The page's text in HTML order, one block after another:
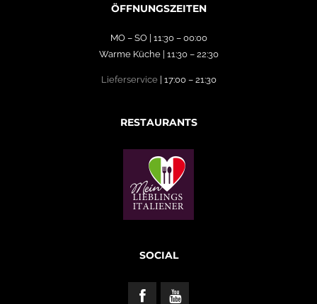
ÖFFNUNGSZEITEN
MO – SO | 11:30 – 00:00
Warme Küche | 11:30 – 22:30
Lieferservice| 17:00 – 21:30
RESTAURANTS
SOCIAL